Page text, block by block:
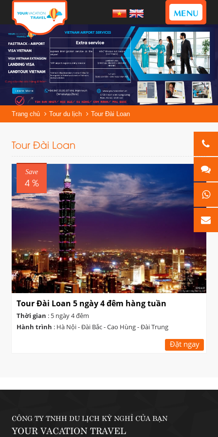
MENU
Trang chủ Tour du lịch Tour Đài Loan
Tour Đài Loan
Save
4 %
Tour Đài Loan 5 ngày 4 đêm hàng tuần
Thời gian : 5 ngày 4 đêm
Hành trình : Hà Nội - Đài Bắc - Cao Hùng - Đài Trung
Đặt ngay
CÔNG TY TNHH DU LỊCH KỲ NGHỈ CỦA BẠN
YOUR VACATION TRAVEL